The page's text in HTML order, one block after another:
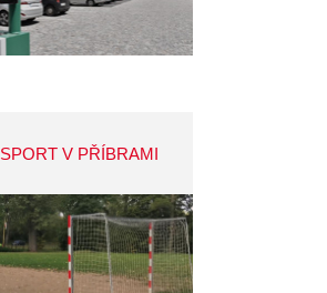
SPORT V PŘÍBRAMI